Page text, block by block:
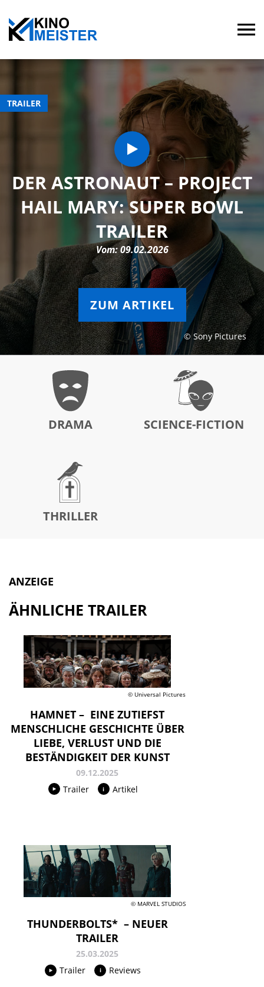
TRAILER
© Sony Pictures
DER ASTRONAUT – PROJECT
HAIL MARY: SUPER BOWL
TRAILER
Vom: 09.02.2026
ZUM ARTIKEL
DRAMA SCIENCE-FICTION
THRILLER
ANZEIGE
ÄHNLICHE TRAILER
© Universal Pictures
HAMNET – EINE ZUTIEFST
MENSCHLICHE GESCHICHTE ÜBER
LIEBE, VERLUST UND DIE
BESTÄNDIGKEIT DER KUNST
09.12.2025
Trailer
Artikel
© MARVEL STUDIOS
THUNDERBOLTS* – NEUER
TRAILER
25.03.2025
Trailer
Reviews